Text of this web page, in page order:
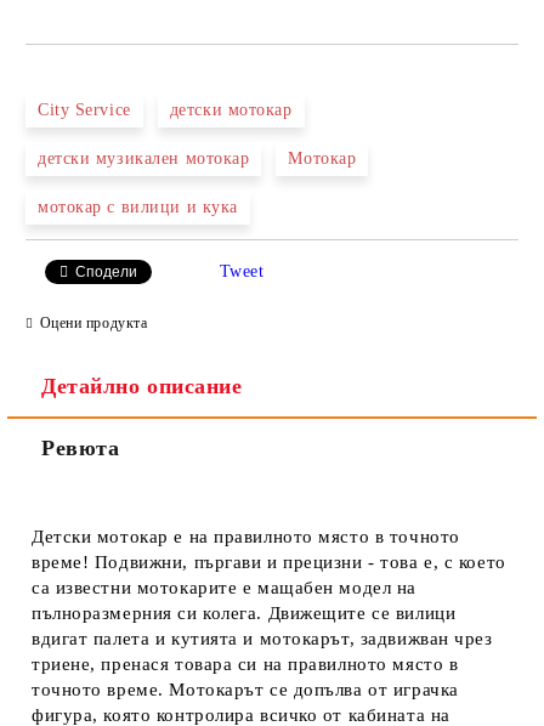
City Service детски мотокар
детски музикален мотокар Мотокар
мотокар с вилици и кука
Сподели Tweet
Оцени продукта
Детайлно описание
Ревюта
Детски мотокар е на правилното място в точното
време! Подвижни, пъргави и прецизни - това е, с което
са известни мотокарите е мащабен модел на
пълноразмерния си колега. Движещите се вилици
вдигат палета и кутията и мотокарът, задвижван чрез
триене, пренася товара си на правилното място в
точното време. Мотокарът се допълва от играчка
фигура, която контролира всичко от кабината на